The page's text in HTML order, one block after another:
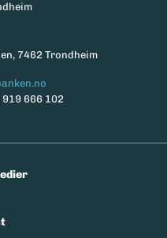
7462 Trondheim
666 102